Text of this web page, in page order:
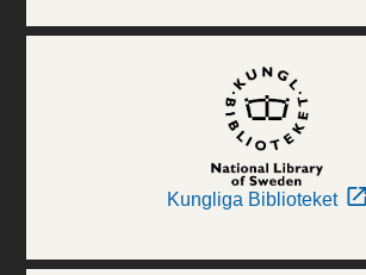
Kungliga Biblioteket